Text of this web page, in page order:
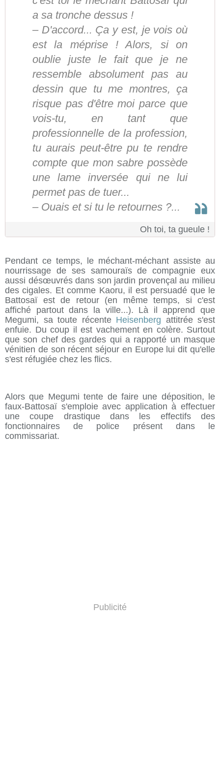
a sa tronche dessus !
– D'accord... Ça y est, je vois où
est la méprise ! Alors, si on
oublie juste le fait que je ne
ressemble absolument pas au
dessin que tu me montres, ça
risque pas d'être moi parce que
vois-tu, en tant que
professionnelle de la profession,
tu aurais peut-être pu te rendre
compte que mon sabre possède
une lame inversée qui ne lui
permet pas de tuer...
– Ouais et si tu le retournes ?...
Oh toi, ta gueule !
Pendant ce temps, le méchant-méchant assiste au
nourrissage de ses samouraïs de compagnie eux
aussi désœuvrés dans son jardin provençal au milieu
des cigales. Et comme Kaoru, il est persuadé que le
Battosaï est de retour (en même temps, si c'est
affiché partout dans la ville...). Là il apprend que
Megumi, sa toute récente Heisenberg attitrée s'est
enfuie. Du coup il est vachement en colère. Surtout
que son chef des gardes qui a rapporté un masque
vénitien de son récent séjour en Europe lui dit qu'elle
s'est réfugiée chez les flics.
Alors que Megumi tente de faire une déposition, le
faux-Battosaï s'emploie avec application à effectuer
une coupe drastique dans les effectifs des
fonctionnaires de police présent dans le
commissariat.
Publicité